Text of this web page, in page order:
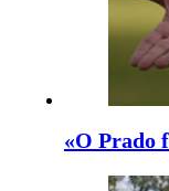
«O Prado